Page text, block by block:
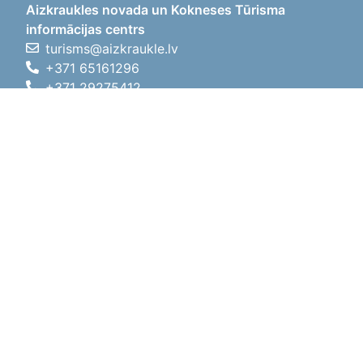
Aizkraukles novada un Kokneses Tūrisma
informācijas centrs
turisms@aizkraukle.lv
+371 65161296
+371 29275412